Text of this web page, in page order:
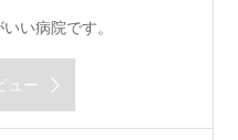
い病院です。
ュー